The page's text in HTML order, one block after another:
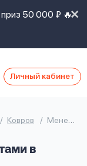
50 000 ₽ 🔥
Личный кабинет
Ковров Менеджер по работе с клиентами
в